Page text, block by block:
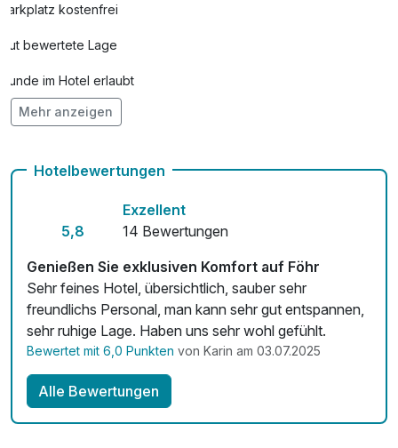
Parkplatz kostenfrei
Gut bewertete Lage
Hunde im Hotel erlaubt
Auch vegetarische Speisen
Mehr anzeigen
Hotelbewertungen
5,8
Exzellent
14 Bewertungen
Genießen Sie exklusiven Komfort auf Föhr
Sehr feines Hotel, übersichtlich, sauber sehr
freundlichs Personal, man kann sehr gut entspannen,
sehr ruhige Lage. Haben uns sehr wohl gefühlt.
Bewertet mit 6,0 Punkten von Karin am 03.07.2025
Alle Bewertungen